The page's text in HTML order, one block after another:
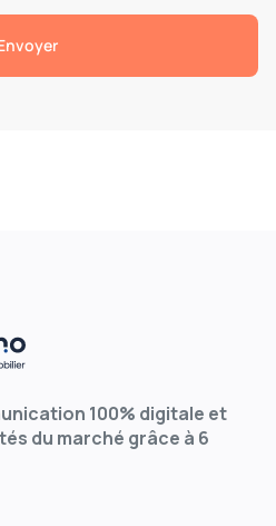
100% digitale et
du marché grâce à 6